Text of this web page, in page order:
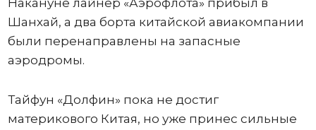
Накануне лайнер «Аэрофлота» прибыл в
Шанхай, а два борта китайской авиакомпании
были перенаправлены на запасные
аэродромы.
Тайфун «Долфин» пока не достиг
материкового Китая, но уже принес сильные